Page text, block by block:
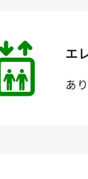
エ
あり